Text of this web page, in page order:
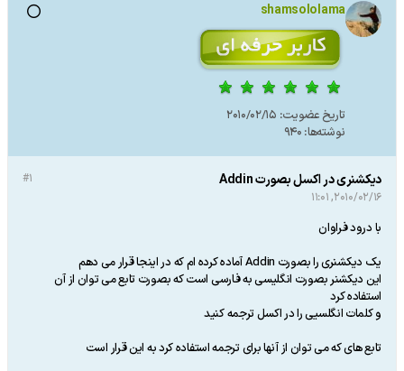
shamsololama
تاریخ عضویت: 2010/02/15
نوشته‌ها: 940
#1 دیکشنری در اکسل بصورت Addin
2010/02/16, 11:01
با درود فراوان
یک دیکشنری را بصورت Addin آماده کرده ام که در اینجا قرار می دهم
این دیکشنر بصورت انگلیسی به فارسی است که بصورت تابع می توان از آن
استفاده کرد
و کلمات انگلسیی را در اکسل ترجمه کنید
تابع های که می توان از آنها برای ترجمه استفاده کرد به این قرار است